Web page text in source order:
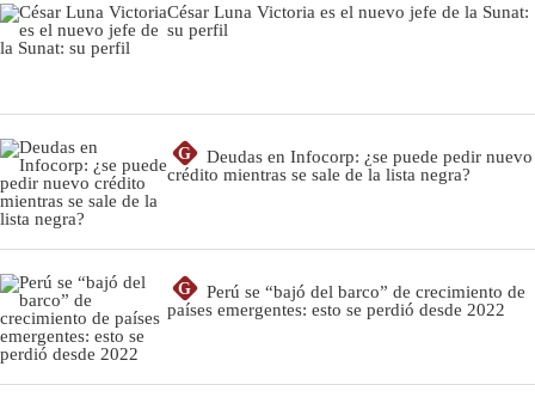
César Luna Victoria es el nuevo jefe de la Sunat:
su perfil
G
Deudas en Infocorp: ¿se puede pedir nuevo
crédito mientras se sale de la lista negra?
G
Perú se “bajó del barco” de crecimiento de
países emergentes: esto se perdió desde 2022